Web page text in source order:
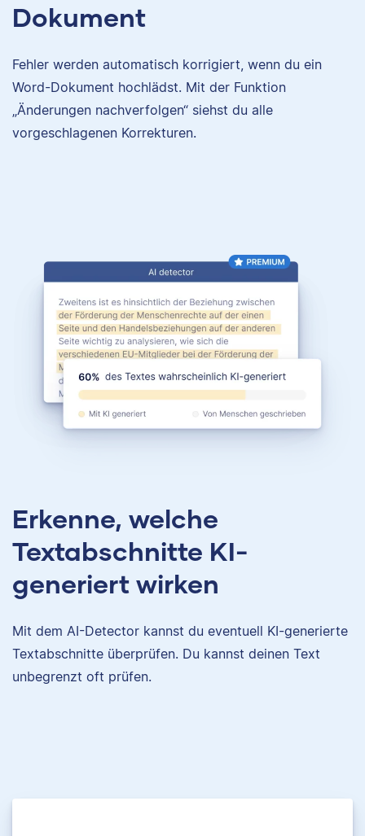
Dokument
Fehler werden automatisch korrigiert, wenn du ein
Word-Dokument hochlädst. Mit der Funktion
„Änderungen nachverfolgen“ siehst du alle
vorgeschlagenen Korrekturen.
Erkenne, welche
Textabschnitte KI-
generiert wirken
Mit dem AI-Detector kannst du eventuell KI-generierte
Textabschnitte überprüfen. Du kannst deinen Text
unbegrenzt oft prüfen.